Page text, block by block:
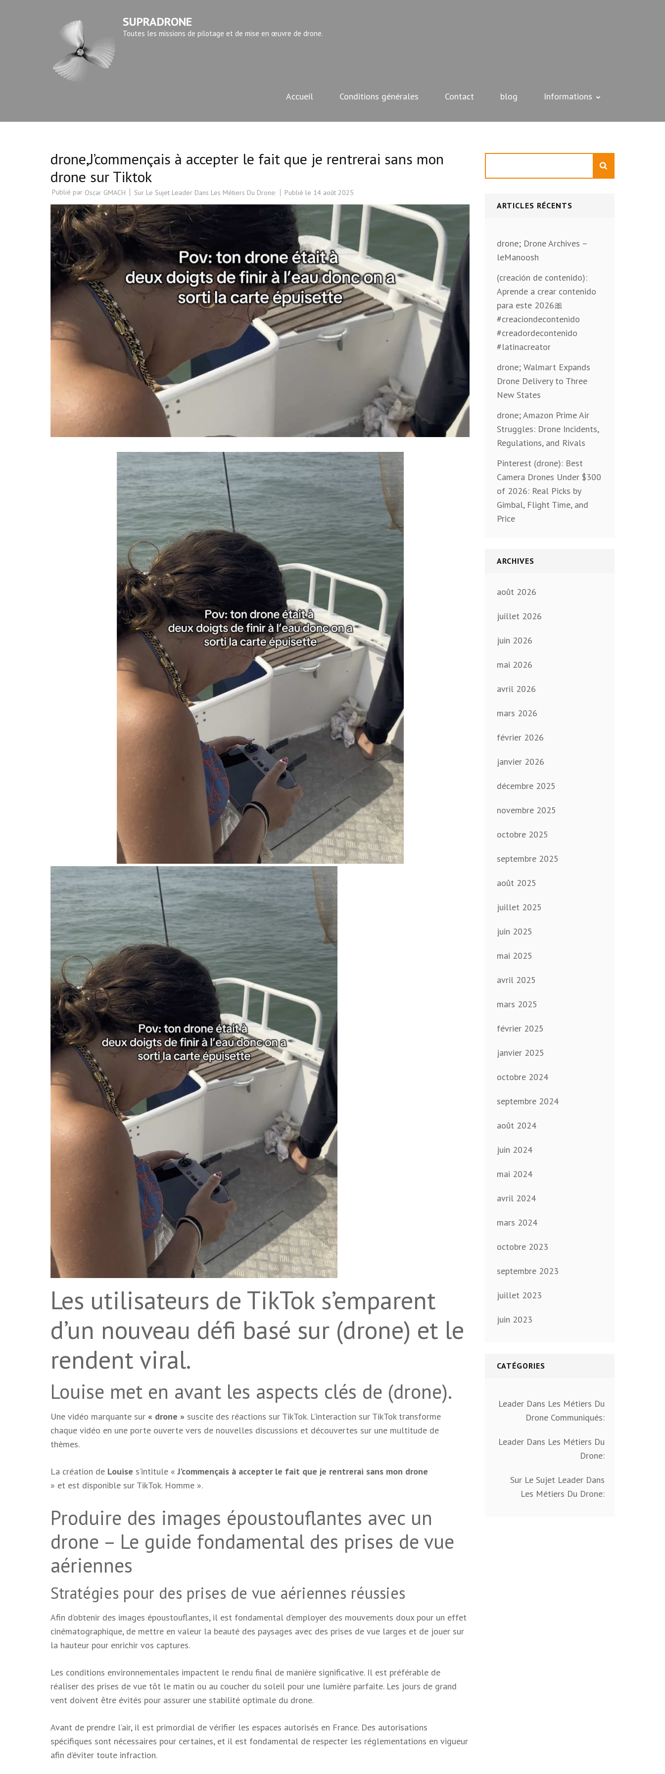
SUPRADRONE
Toutes les missions de pilotage et de mise en œuvre de drone.
Accueil Conditions générales Contact blog Informations
drone,J’commençais à accepter le fait que je rentrerai sans mon
drone sur Tiktok
Publié par Oscar GMACH Sur Le Sujet Leader Dans Les Métiers Du Drone: Publié le 14 août 2025
Les utilisateurs de TikTok s’emparent
d’un nouveau défi basé sur (drone) et le
rendent viral.
Louise met en avant les aspects clés de (drone).
Une vidéo marquante sur « drone » suscite des réactions sur TikTok. L’interaction sur TikTok transforme
chaque vidéo en une porte ouverte vers de nouvelles discussions et découvertes sur une multitude de
thèmes.
La création de Louise s’intitule «J’commençais à accepter le fait que je rentrerai sans mon drone
» et est disponible sur TikTok. Homme ».
Produire des images époustouflantes avec un
drone – Le guide fondamental des prises de vue
aériennes
Stratégies pour des prises de vue aériennes réussies
Afin d’obtenir des images époustouflantes, il est fondamental d’employer des mouvements doux pour un effet
cinématographique, de mettre en valeur la beauté des paysages avec des prises de vue larges et de jouer sur
la hauteur pour enrichir vos captures.
Les conditions environnementales impactent le rendu final de manière significative. Il est préférable de
réaliser des prises de vue tôt le matin ou au coucher du soleil pour une lumière parfaite. Les jours de grand
vent doivent être évités pour assurer une stabilité optimale du drone.
Avant de prendre l’air, il est primordial de vérifier les espaces autorisés en France. Des autorisations
spécifiques sont nécessaires pour certaines, et il est fondamental de respecter les réglementations en vigueur
afin d’éviter toute infraction.
ARTICLES RÉCENTS
drone; Drone Archives –
leManoosh
(creación de contenido):
Aprende a crear contenido
para este 2026🎀
#creaciondecontenido
#creadordecontenido
#latinacreator
drone; Walmart Expands
Drone Delivery to Three
New States
drone; Amazon Prime Air
Struggles: Drone Incidents,
Regulations, and Rivals
Pinterest (drone): Best
Camera Drones Under $300
of 2026: Real Picks by
Gimbal, Flight Time, and
Price
ARCHIVES
août 2026
juillet 2026
juin 2026
mai 2026
avril 2026
mars 2026
février 2026
janvier 2026
décembre 2025
novembre 2025
octobre 2025
septembre 2025
août 2025
juillet 2025
juin 2025
mai 2025
avril 2025
mars 2025
février 2025
janvier 2025
octobre 2024
septembre 2024
août 2024
juin 2024
mai 2024
avril 2024
mars 2024
octobre 2023
septembre 2023
juillet 2023
juin 2023
CATÉGORIES
Leader Dans Les Métiers Du
Drone Communiqués:
Leader Dans Les Métiers Du
Drone:
Sur Le Sujet Leader Dans
Les Métiers Du Drone: